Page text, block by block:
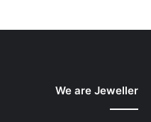
We are Jeweller